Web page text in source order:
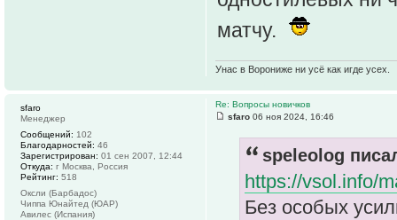
матчу.
Унас в Ворониже ни усё как игде усех.
Re: Вопросы новичков
sfaro 06 ноя 2024, 16:46
speleolog
https://vsol.info/
Без особых
sfaro
Менеджер
Сообщений: 102
Благодарностей: 46
Зарегистрирован: 01 сен 2007, 12:44
Откуда: г Москва, Россия
Рейтинг: 518
Оксли (Барбадос)
Чиппа Юнайтед (ЮАР)
Авилес (Испания)